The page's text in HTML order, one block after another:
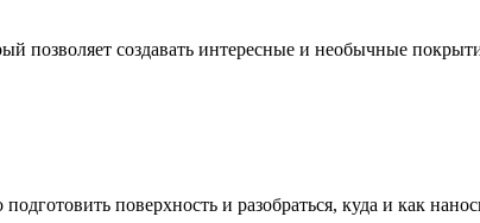
создавать интересные и необычные
поверхность и разобраться, куда и как